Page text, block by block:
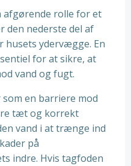
afgørende rolle for et
den nederste del af
husets ydervægge. En
for at sikre, at
vand og fugt.
en barriere mod
tæt og korrekt
vand i at trænge ind
på
indre. Hvis tagfoden